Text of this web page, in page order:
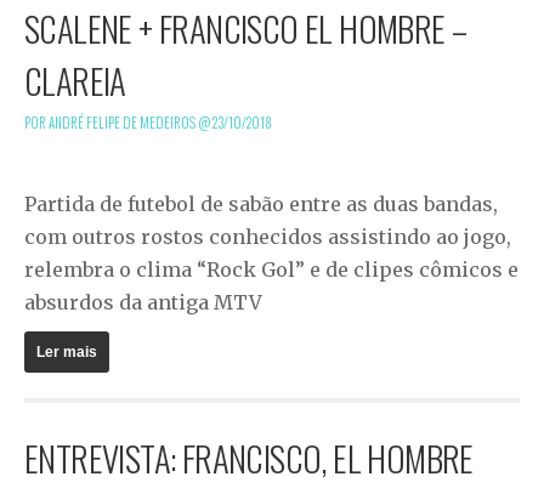
SCALENE + FRANCISCO EL HOMBRE –
CLAREIA
POR ANDRÉ FELIPE DE MEDEIROS @23/10/2018
Partida de futebol de sabão entre as duas bandas,
com outros rostos conhecidos assistindo ao jogo,
relembra o clima “Rock Gol” e de clipes cômicos e
absurdos da antiga MTV
Ler mais
ENTREVISTA: FRANCISCO, EL HOMBRE